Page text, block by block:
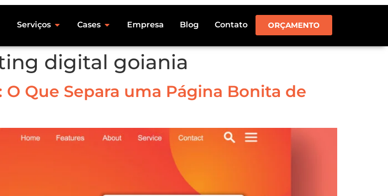
Serviços Cases Empresa Blog Contato ORÇAMENTO
digital goiania
Que Separa uma Página Bonita de